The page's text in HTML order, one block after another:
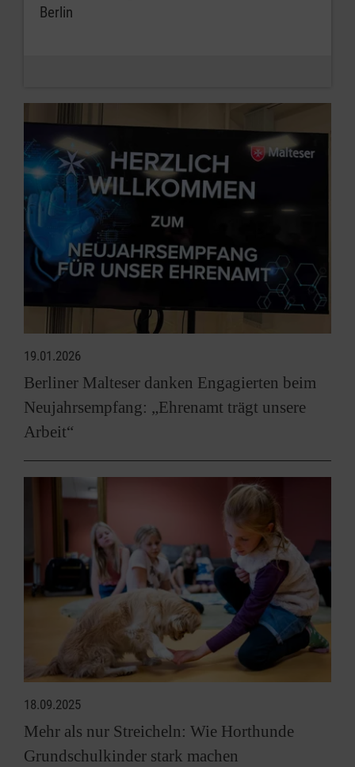
Berlin
19.01.2026
Berliner Malteser danken Engagierten beim
Neujahrsempfang: „Ehrenamt trägt unsere
Arbeit“
18.09.2025
Mehr als nur Streicheln: Wie Horthunde
Grundschulkinder stark machen